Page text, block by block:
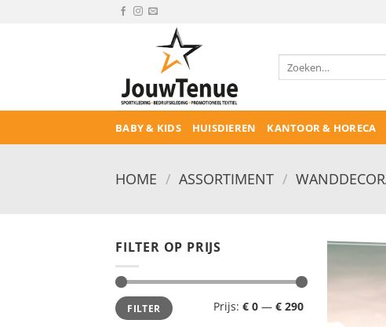
Zoeken
naar:
BABY & KIDS HUISDIEREN KANTOOR & HORECA
HOME / ASSORTIMENT /
FILTER OP PRIJS
Min.
prijs
Max.
prijsFILTER Prijs: € 0 — € 290